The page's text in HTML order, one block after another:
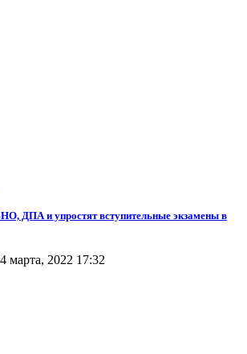
ДПА и упростят вступительные экзамены в
марта, 2022 17:32